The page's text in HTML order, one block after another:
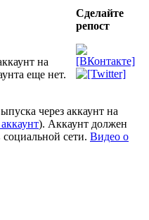
на
еще нет.
Сделайте
репост
через аккаунт на
). Аккаунт должен
сети. Видео о